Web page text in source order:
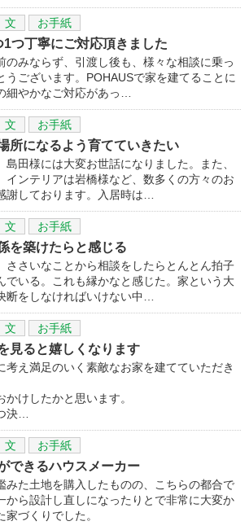
お手紙
つ丁寧にご対応頂きました
のみならず、引渡し後も、様々な相談に乗っ
うございます。POHAUSで家を建てることに
細やかなご対応があっ…
お手紙
所になるよう育てていきたい
田様には大変お世話になりました。また、
インテリアは岩橋様など、数多くの方々のお
謝しております。入居時は…
お手紙
を築けたらと感じる
ささいなことから相談をしたらとんとん拍子
でいる。これも縁かなと感じた。家という大
断をしなければいけない中…
お手紙
見ると嬉しくなります
考え満足のいく素敵なお家を建てていただき
けしたかと思います。
決…
お手紙
できるハウスメーカー
みた土地を購入したものの、こちらの都合で
から設計し直しになったりとで非常に大変か
づくりでした。